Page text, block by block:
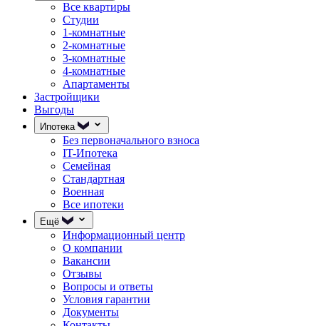
Все квартиры
Студии
1-комнатные
2-комнатные
3-комнатные
4-комнатные
Апартаменты
Застройщики
Выгоды
Ипотека
Без первоначального взноса
IT-Ипотека
Семейная
Стандартная
Военная
Все ипотеки
Ещё
Информационный центр
О компании
Вакансии
Отзывы
Вопросы и ответы
Условия гарантии
Документы